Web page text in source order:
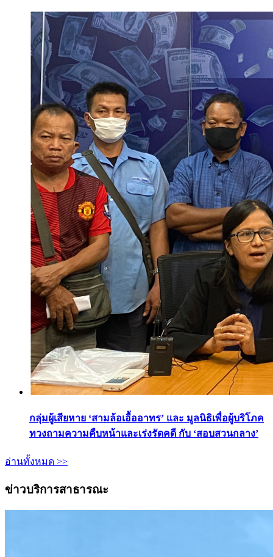
กลุ่มผู้เสียหาย ‘สามล้อเอื้ออาทร’ และ มูลนิธิเพื่อผู้บริโภค
ทวงถามความคืบหน้าและเร่งรัดคดี กับ ‘สอบสวนกลาง’
อ่านทั้งหมด >>
ข่าวบริการสาธารณะ